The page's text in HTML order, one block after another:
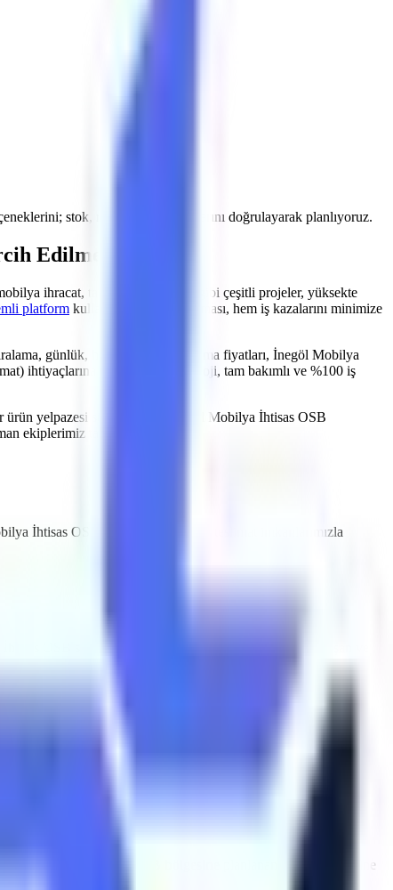
stok, rota ve saha koşullarını doğrulayarak planlıyoruz.
Edilmeli?
ihracat, tasarım, showroom
gibi çeşitli projeler, yüksekte
platform kullanımının yaygınlaşması, hem iş kazalarını minimize
günlük, haftalık, aylık kiralama fiyatları, İnegöl Mobilya
ihtiyaçlarına yönelik son teknoloji, tam bakımlı ve %100 iş
yelpazesi sunmaktayız.
İnegöl Mobilya İhtisas OSB
ekiplerimiz tarafından belirlenir.
İhtisas OSB
bölgesine özel hızlı teslimat imkanlarımızla
süreçlerinde Artı
aşırı yük sensörleri, eğim alarmları ve acil indirme valfleri ile
planlanan sürelerde makine
önüne geçiyoruz.